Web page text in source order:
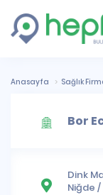
Anasayfa Sağlık
Bor
Dink
Niğde /